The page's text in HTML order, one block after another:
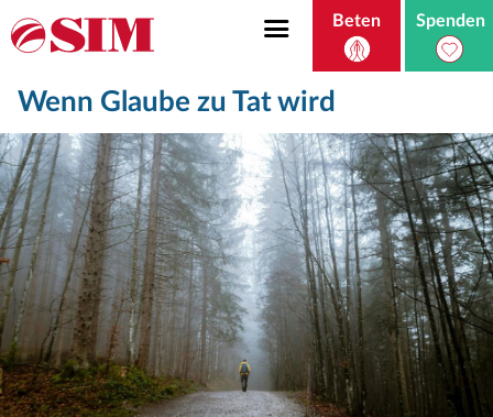
Beten Spenden
Wenn Glaube zu Tat wird